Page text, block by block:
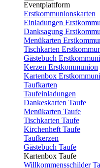
Eventplattform
Erstkommunionskarten
Einladungen
Danksagung
Menükarten
Tischkarten
Gästebuch
Kerzen Erstkommunion
Kartenbox
Taufkarten
Taufeinladungen
Dankeskarten Taufe
Menükarten Taufe
Tischkarten Taufe
Kirchenheft Taufe
Taufkerzen
Gästebuch Taufe
Kartenbox Taufe
Willkommensschilder